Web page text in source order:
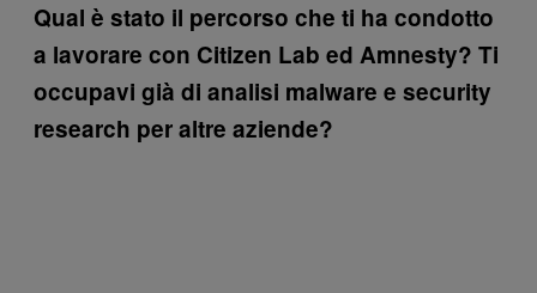
Qual è stato il percorso che ti ha condotto
a lavorare con Citizen Lab ed Amnesty? Ti
occupavi già di analisi malware e security
research per altre aziende?